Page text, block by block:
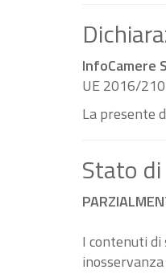
InfoCamere
UE 2016/
La presente
Stato
I contenuti di